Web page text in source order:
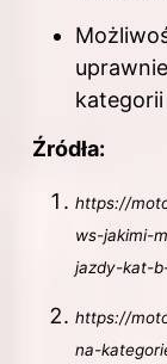
kategorii
Źródła:
https://
ws-jakimi-
jazdy-kat-
https://
na-